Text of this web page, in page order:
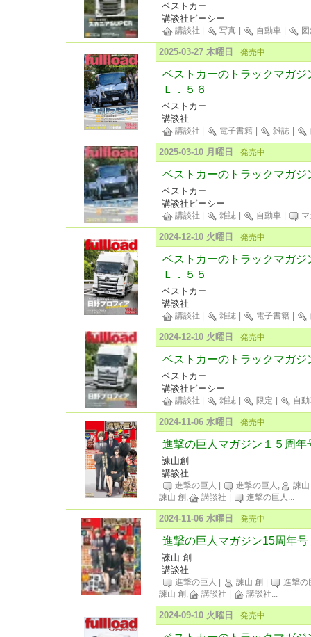
ベストカー
講談社ビーシー
講談社 写真 自動車
2025-03-27 木曜日 発売中
ベストカーのトラックマガ
Ｌ．５６
ベストカー
講談社
講談社 電子書籍 雑誌
2025-03-10 月曜日 発売中
ベストカーのトラックマガ
ベストカー
講談社ビーシー
講談社 雑誌 自動車
2024-12-10 火曜日 発売中
ベストカーのトラックマガ
Ｌ．５５
ベストカー
講談社
講談社 雑誌 電子書籍
2024-12-10 火曜日 発売中
ベストカーのトラックマガ
ベストカー
講談社ビーシー
講談社 雑誌 限定 自
2024-11-06 水曜日 発売中
進撃の巨人マガジン１５周年
諫山創
講談社
進撃の巨人 進撃の巨人,
諫
諫山 創,
講談社 進撃の巨人 ...
2024-11-06 水曜日 発売中
進撃の巨人マガジン15周年号
諫山 創
講談社
進撃の巨人 諫山 創
進撃の
諫山 創,
講談社 講談社...
2024-09-10 火曜日 発売中